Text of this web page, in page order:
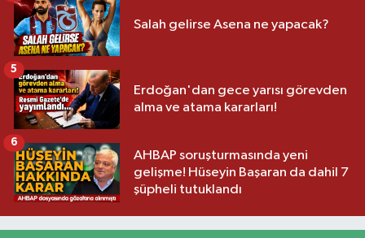
Salah gelirse Asena ne yapacak?
Erdoğan'dan gece yarısı görevden
alma ve atama kararları!
5
AHBAP soruşturmasında yeni
gelişme! Hüseyin Başaran da dahil 7
şüpheli tutuklandı
6